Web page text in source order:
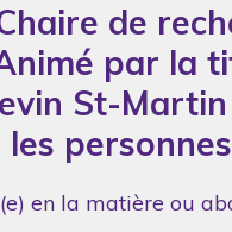
RAPPORTS ANNUELS
FORMATIONS
de
par la
St-
en la matière ou